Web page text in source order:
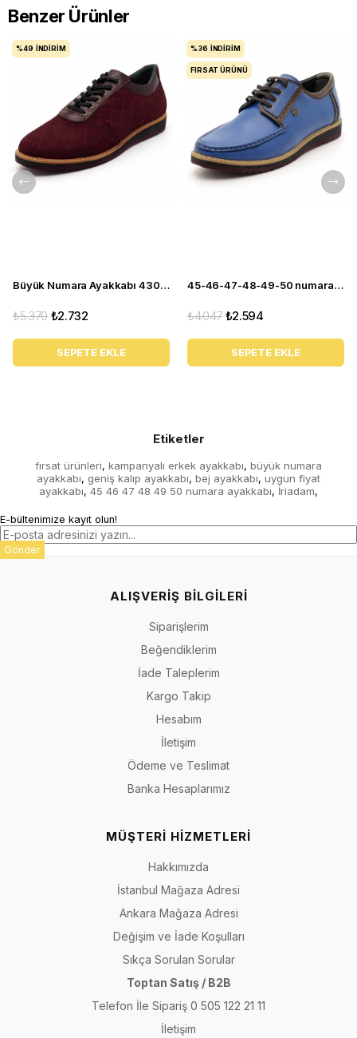
Benzer Ürünler
Büyük Numara Ayakkabı 4308-BORDO
₺2.732
₺5.370
SEPETE EKLE
%49 İNDIRIM
45-46-47-48-49-50 numara 4360 EVA Mavi Büyük Numara Ayakkabı
₺2.594
₺4.047
SEPETE EKLE
%36 İNDIRIM
FIRSAT ÜRÜNÜ
Etiketler
fırsat ürünleri, kampanyalı erkek ayakkabı, büyük numara
ayakkabı, geniş kalıp ayakkabı, bej ayakkabı, uygun fiyat
ayakkabı, 45 46 47 48 49 50 numara ayakkabı, İriadam,
E-bültenimize kayıt olun!
Gönder
ALIŞVERİŞ BİLGİLERİ
Siparişlerim
Beğendiklerim
İade Taleplerim
Kargo Takip
Hesabım
İletişim
Ödeme ve Teslimat
Banka Hesaplarımız
MÜŞTERİ HİZMETLERİ
Hakkımızda
İstanbul Mağaza Adresi
Ankara Mağaza Adresi
Değişim ve İade Koşulları
Sıkça Sorulan Sorular
Toptan Satış / B2B
Telefon İle Sipariş 0 505 122 21 11
İletişim